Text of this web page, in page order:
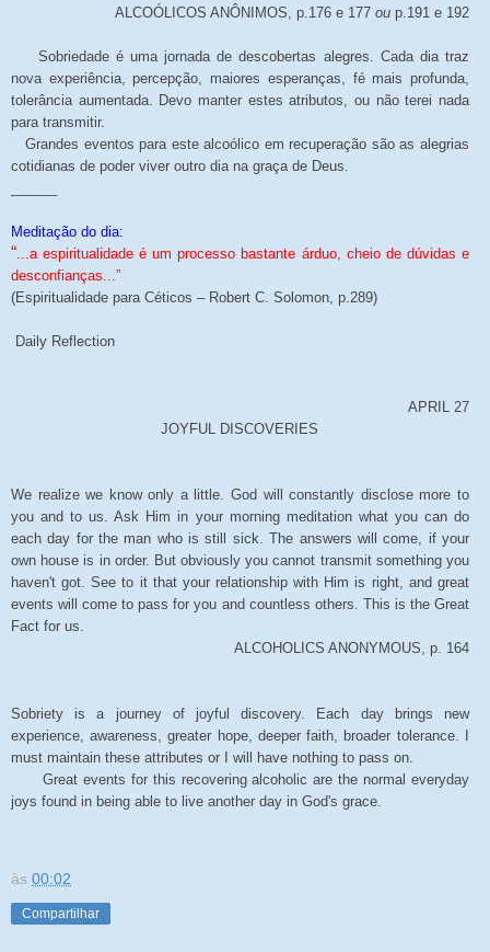
ALCOÓLICOS ANÔNIMOS, p.176 e 177 ou p.191 e 192
Sobriedade é uma jornada de descobertas alegres. Cada dia traz
nova experiência, percepção, maiores esperanças, fé mais profunda,
tolerância aumentada. Devo manter estes atributos, ou não terei nada
para transmitir.
Grandes eventos para este alcoólico em recuperação são as alegrias
cotidianas de poder viver outro dia na graça de Deus.
Meditação do dia:
“ ...a espiritualidade é um processo bastante árduo, cheio de dúvidas e
desconfianças...”
(Espiritualidade para Céticos – Robert C. Solomon, p.289)
Daily Reflection
APRIL 27
JOYFUL DISCOVERIES
We realize we know only a little. God will constantly disclose more to
you and to us. Ask Him in your morning meditation what you can do
each day for the man who is still sick. The answers will come, if your
own house is in order. But obviously you cannot transmit something you
haven't got. See to it that your relationship with Him is right, and great
events will come to pass for you and countless others. This is the Great
Fact for us.
ALCOHOLICS ANONYMOUS, p. 164
Sobriety is a journey of joyful discovery. Each day brings new
experience, awareness, greater hope, deeper faith, broader tolerance. I
must maintain these attributes or I will have nothing to pass on.
Great events for this recovering alcoholic are the normal everyday
joys found in being able to live another day in God's grace.
às 00:02
Compartilhar